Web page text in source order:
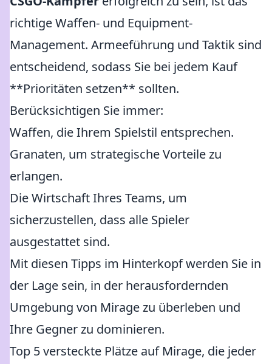
richtige Waffen- und Equipment-
Management. Armeeführung und Taktik sind
entscheidend, sodass Sie bei jedem Kauf
**Prioritäten setzen** sollten.
Berücksichtigen Sie immer:
Waffen, die Ihrem Spielstil entsprechen.
Granaten, um strategische Vorteile zu
erlangen.
Die Wirtschaft Ihres Teams, um
sicherzustellen, dass alle Spieler
ausgestattet sind.
Mit diesen Tipps im Hinterkopf werden Sie in
der Lage sein, in der herausfordernden
Umgebung von Mirage zu überleben und
Ihre Gegner zu dominieren.
Top 5 versteckte Plätze auf Mirage, die jeder